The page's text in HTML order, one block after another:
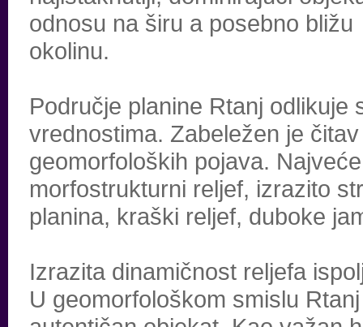
odnosu na širu a posebno bližu
okolinu.
Područje planine Rtanj odlikuje
vrednostima. Zabeležen je
geomorfoloških pojava.
morfostrukturni reljef, izrazito
planina, kraški reljef, duboke
Izrazita dinamičnost reljefa
U geomorfološkom smislu